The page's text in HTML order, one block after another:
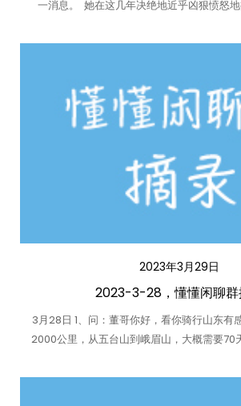
一消息。 ​​​ 她在这几年决绝地近乎凶狠愤怒
2023年3月29日
2023-3-28，懂懂闲聊群
3月28日 1、问：董哥你好，看你骑行山东有
2000公里，从五台山到峨眉山，大概需要70